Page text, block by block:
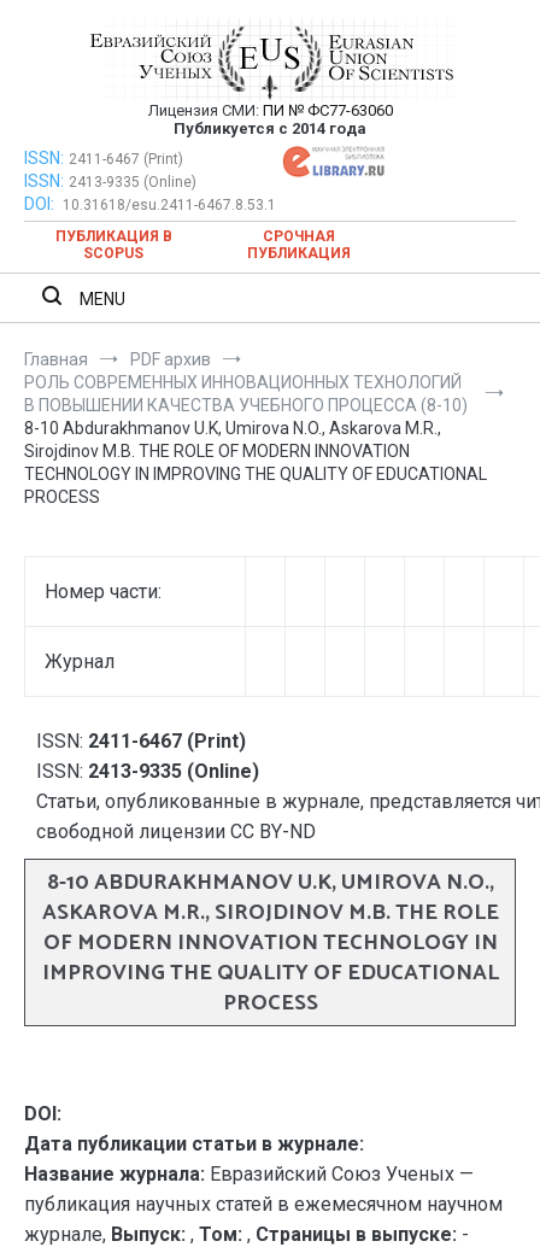
Евразийский Союз Ученых —
публикация научных статей в
ежемесячном научном журнале
Лицензия СМИ: ПИ № ФС77-63060
Публикуется с 2014 года
Евразийский Союз Ученых — публикация научных статей в
ежемесячном научном журнале
ISSN: 2411-6467 (Print)
ISSN: 2413-9335 (Online)
DOI:
10.31618/esu.2411-6467.8.53.1
ПУБЛИКАЦИЯ В
SCOPUS
СРОЧНАЯ
ПУБЛИКАЦИЯ
MENU
Главная
PDF архив
РОЛЬ СОВРЕМЕННЫХ ИННОВАЦИОННЫХ ТЕХНОЛОГИЙ
В ПОВЫШЕНИИ КАЧЕСТВА УЧЕБНОГО ПРОЦЕССА (8-10)
8-10 Abdurakhmanov U.K, Umirova N.O., Askarova M.R.,
Sirojdinov M.B. THE ROLE OF MODERN INNOVATION
TECHNOLOGY IN IMPROVING THE QUALITY OF EDUCATIONAL
PROCESS
Номер части:
Журнал
ISSN: 2411-6467 (Print)
ISSN: 2413-9335 (Online)
Статьи, опубликованные в журнале, представляется
свободной лицензии CC BY-ND
8-10 ABDURAKHMANOV U.K, UMIROVA N.O.,
ASKAROVA M.R., SIROJDINOV M.B. THE ROLE
OF MODERN INNOVATION TECHNOLOGY IN
IMPROVING THE QUALITY OF EDUCATIONAL
PROCESS
DOI:
Дата публикации статьи в журнале:
Название журнала: Евразийский Союз Ученых —
публикация научных статей в ежемесячном научном
журнале, Выпуск: , Том: , Страницы в выпуске: -